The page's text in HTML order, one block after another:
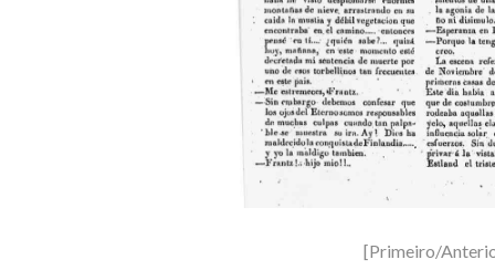
[Primeiro/